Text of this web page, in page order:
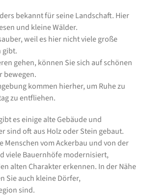
bekannt für seine Landschaft. Hier
und kleine Wälder.
weil es hier nicht viele große
gibt.
gehen, können Sie sich auf schönen
bewegen.
kommen hierher, um Ruhe zu
zu entfliehen.
es einige alte Gebäude und
sind oft aus Holz oder Stein gebaut.
Menschen vom Ackerbau und von der
viele Bauernhöfe modernisiert,
alten Charakter erkennen. In der Nähe
Sie auch kleine Dörfer,
sind.